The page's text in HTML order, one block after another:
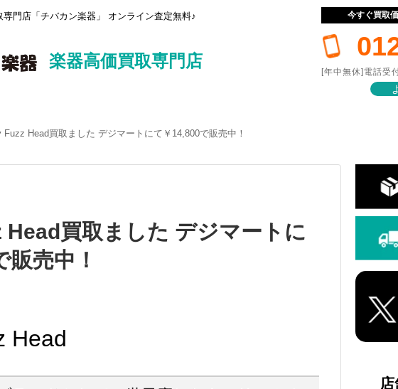
門店「チバカン楽器」 オンライン査定無料♪
楽器高価買取専門店
今すぐ買取
[年中無休]電話受
Fuzz Head買取ました デジマートにて￥14,800で販売中！
Head買取ました デジマートに
売中！
Head